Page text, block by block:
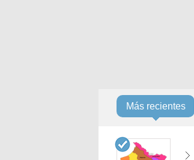
Más recientes